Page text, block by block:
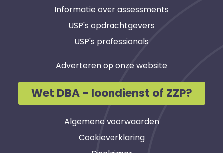
Informatie over assessments
USP's opdrachtgevers
USP's professionals
Adverteren op onze website
Wet DBA - loondienst of ZZP?
Algemene voorwaarden
Cookieverklaring